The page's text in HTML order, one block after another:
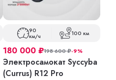
90
км/ч 100 км
180 000 ₽198 600₽-9%
Электросамокат Syccyba
(Currus) R12 Pro